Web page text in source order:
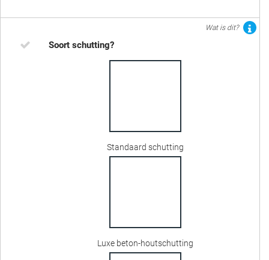
Wat is dit?
Soort schutting?
Standaard schutting
Luxe beton-houtschutting